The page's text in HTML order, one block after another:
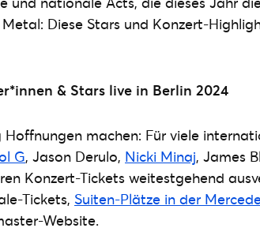
Diese Stars und Konzert-
& Stars live in Berlin 2024
Hoffnungen machen: Für viele
G, Jason Derulo, Nicki Minaj, James
Konzert-Tickets weitestgehend
Tickets, Suiten-Plätze in der
Website.